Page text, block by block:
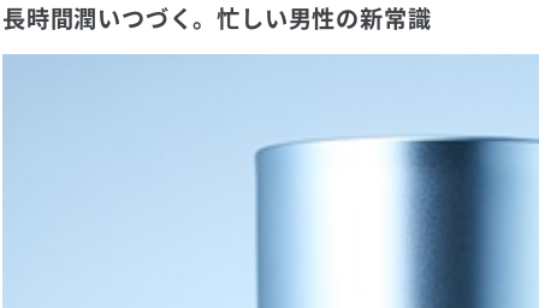
長時間潤いつづく。忙しい男性の新常識